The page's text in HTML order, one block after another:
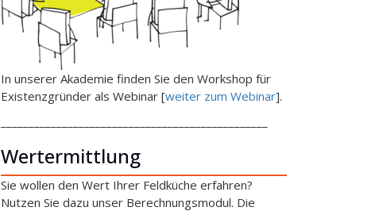
In unserer Akademie finden Sie den Workshop für
Existenzgründer als Webinar [weiter zum Webinar].
Wertermittlung
Sie wollen den Wert Ihrer Feldküche erfahren?
Nutzen Sie dazu unser Berechnungsmodul. Die